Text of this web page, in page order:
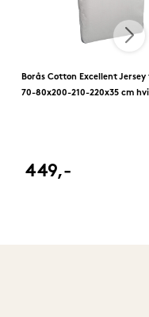
Borås Cotton Excellent
70-80x200-210-220x35 cm
449,-